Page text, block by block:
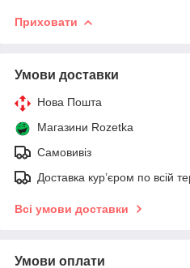
Приховати
Умови доставки
Нова Пошта
Магазини Rozetka
Самовивіз
Доставка кур’єром по всій
Всі умови доставки
Умови оплати